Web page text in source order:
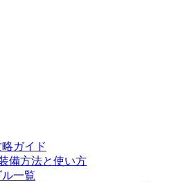
ガイド
備方法と使い方
一覧